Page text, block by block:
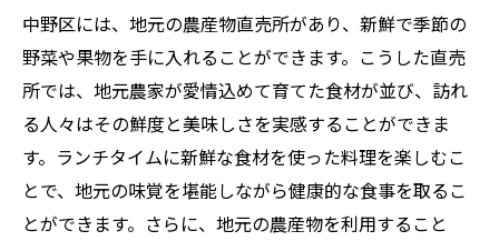
中野区には、地元の農産物直売所があり、新鮮で季節の
野菜や果物を手に入れることができます。こうした直売
所では、地元農家が愛情込めて育てた食材が並び、訪れ
る人々はその鮮度と美味しさを実感することができま
す。ランチタイムに新鮮な食材を使った料理を楽しむこ
とで、地元の味覚を堪能しながら健康的な食事を取るこ
とができます。さらに、地元の農産物を利用すること